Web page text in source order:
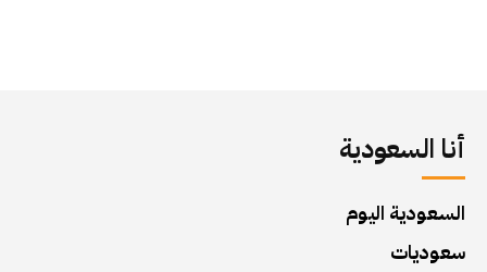
أنا السعودية
السعودية اليوم
سعوديات